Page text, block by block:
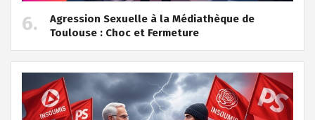
Agression Sexuelle à la Médiathèque de
Toulouse : Choc et Fermeture